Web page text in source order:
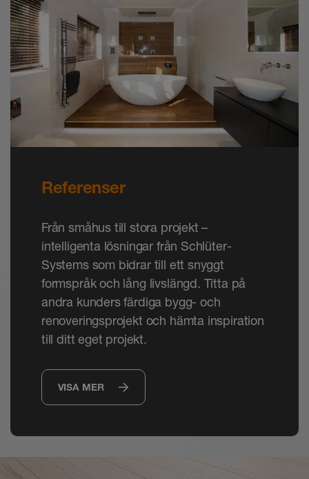
Referenser
Från småhus till stora projekt –
intelligenta lösningar från Schlüter-
Systems som bidrar till ett snyggt
formspråk och lång livslängd. Titta på
andra kunders färdiga bygg- och
renoveringsprojekt och hämta inspiration
till ditt eget projekt.
VISA MER